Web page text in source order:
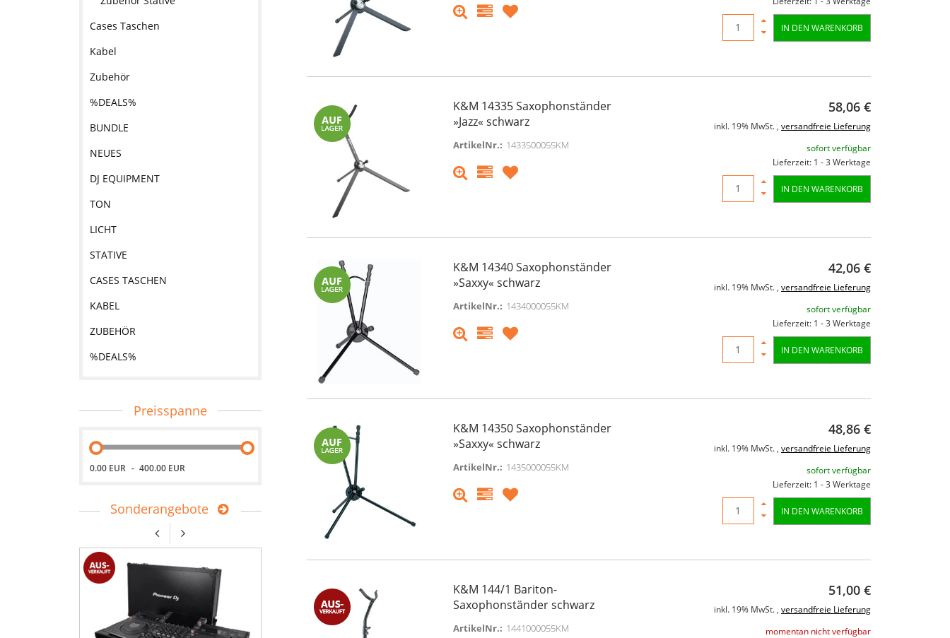
IN DEN WARENKORB
K&M 14335 Saxophonständer
»Jazz« schwarz
ArtikelNr.: 1433500055KM
58,06 €
inkl. 19% MwSt. , versandfreie Lieferung
sofort verfügbar
Lieferzeit: 1 - 3 Werktage
IN DEN WARENKORB
K&M 14340 Saxophonständer
»Saxxy« schwarz
ArtikelNr.: 1434000055KM
42,06 €
inkl. 19% MwSt. , versandfreie Lieferung
sofort verfügbar
Lieferzeit: 1 - 3 Werktage
IN DEN WARENKORB
K&M 14350 Saxophonständer
»Saxxy« schwarz
ArtikelNr.: 1435000055KM
48,86 €
inkl. 19% MwSt. , versandfreie Lieferung
sofort verfügbar
Lieferzeit: 1 - 3 Werktage
IN DEN WARENKORB
K&M 144/1 Bariton-
Saxophonständer schwarz
ArtikelNr.: 1441000055KM
51,00 €
inkl. 19% MwSt. , versandfreie Lieferung
momentan nicht verfügbar
Cases Taschen
Kabel
Zubehör
%DEALS%
BUNDLE
NEUES
DJ EQUIPMENT
TON
LICHT
STATIVE
CASES TASCHEN
KABEL
ZUBEHÖR
%DEALS%
Preisspanne
0.00 EUR 400.00 EUR
Sonderangebote